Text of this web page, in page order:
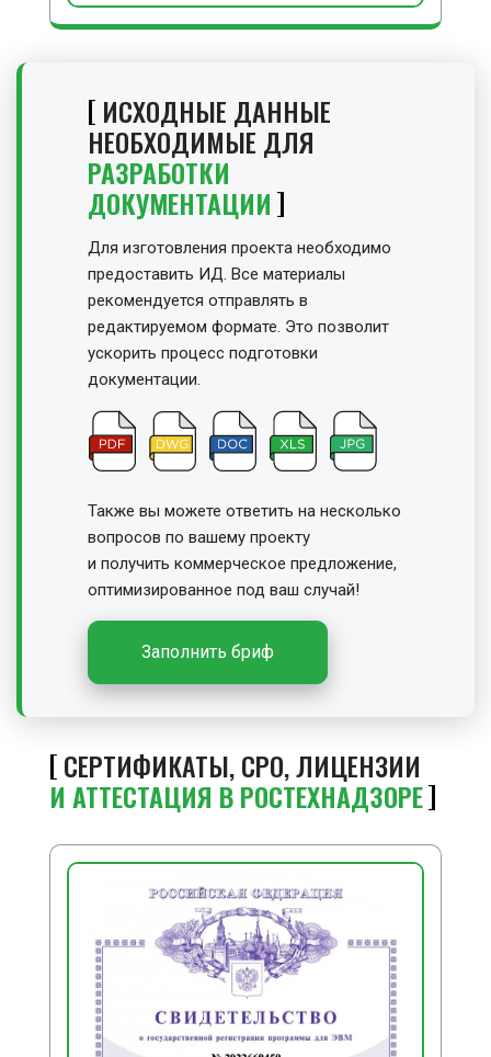
ИСХОДНЫЕ ДАННЫЕ
НЕОБХОДИМЫЕ ДЛЯ
РАЗРАБОТКИ
ДОКУМЕНТАЦИИ
Для изготовления проекта необходимо
предоставить ИД. Все материалы
рекомендуется отправлять в
редактируемом формате. Это позволит
ускорить процесс подготовки
документации.
Также вы можете ответить на несколько
вопросов по вашему проекту
и получить коммерческое предложение,
оптимизированное под ваш случай!
Заполнить бриф
СЕРТИФИКАТЫ, СРО, ЛИЦЕНЗИИ
И АТТЕСТАЦИЯ В РОСТЕХНАДЗОРЕ